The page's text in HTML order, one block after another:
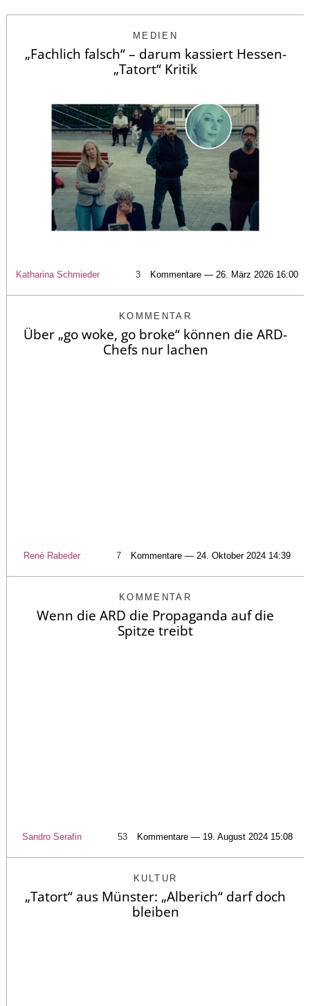
MEDIEN
„Fachlich falsch“ – darum kassiert Hessen-
„Tatort“ Kritik
Katharina Schmieder 3 Kommentare — 26. März 2026 16:00
KOMMENTAR
Über „go woke, go broke“ können die ARD-
Chefs nur lachen
René Rabeder 7 Kommentare — 24. Oktober 2024 14:39
KOMMENTAR
Wenn die ARD die Propaganda auf die
Spitze treibt
Sandro Serafin 53 Kommentare — 19. August 2024 15:08
KULTUR
„Tatort“ aus Münster: „Alberich“ darf doch
bleiben